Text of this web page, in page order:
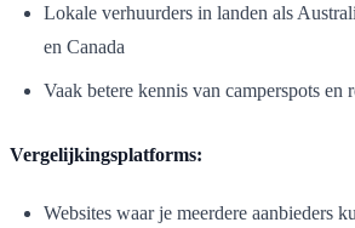
Lokale verhuurders in landen als
en Canada
Vaak betere kennis van camperspots en
Vergelijkingsplatforms:
Websites waar je meerdere aanbieders